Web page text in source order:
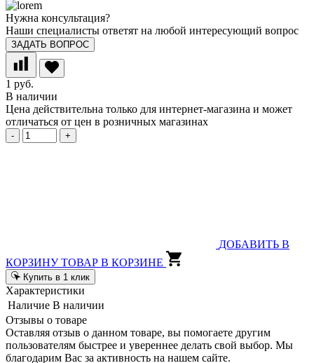
Нужна консультация?
Наши специалисты ответят на любой интересующий вопрос
ЗАДАТЬ ВОПРОС
1 руб.
В наличии
Цена действительна только для интернет-магазина и может
отличаться от цен в розничных магазинах
- +
ДОБАВИТЬ В
КОРЗИНУ ТОВАР В КОРЗИНЕ
Купить в 1 клик
Характеристики
Наличие В наличии
Отзывы о товаре
Оставляя отзыв о данном товаре, вы помогаете другим
пользователям быстрее и увереннее делать свой выбор. Мы
благодарим Вас за активность на нашем сайте.